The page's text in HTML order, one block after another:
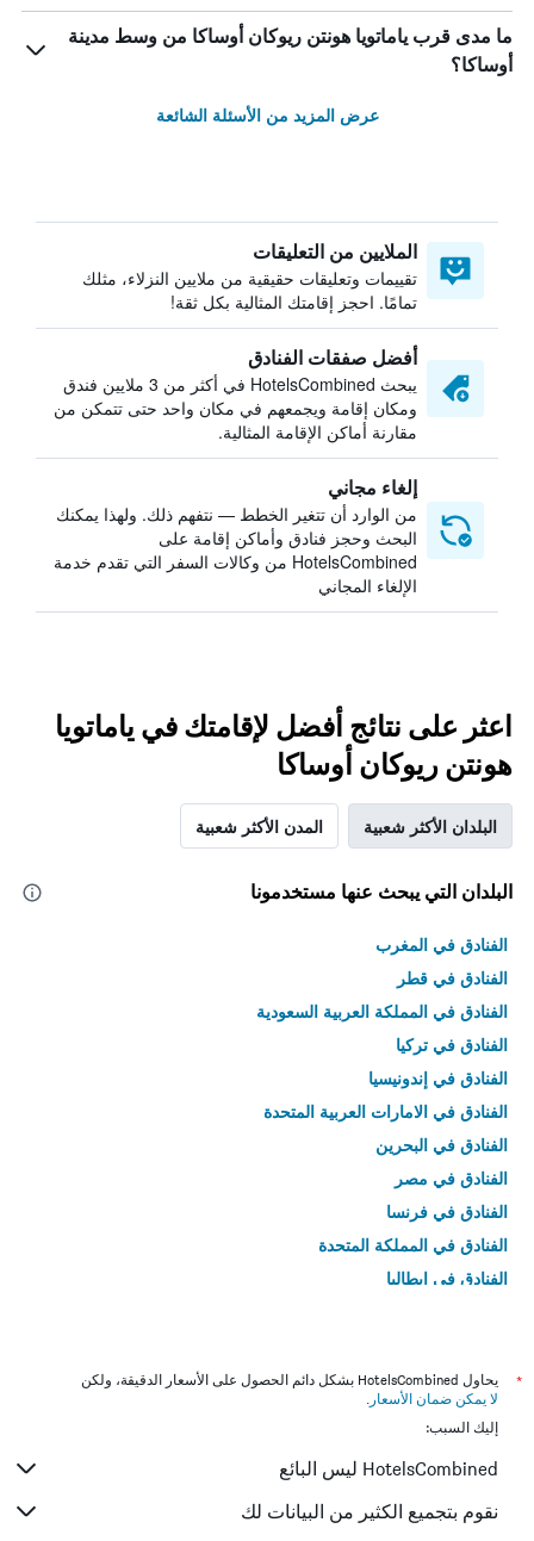
ما مدى قرب ياماتويا هونتن ريوكان أوساكا من وسط مدينة
أوساكا؟
عرض المزيد من الأسئلة الشائعة
الملايين من التعليقات
تقييمات وتعليقات حقيقية من ملايين النزلاء، مثلك
تمامًا. احجز إقامتك المثالية بكل ثقة!
أفضل صفقات الفنادق
يبحث HotelsCombined في أكثر من 3 ملايين فندق
ومكان إقامة ويجمعهم في مكان واحد حتى تتمكن من
مقارنة أماكن الإقامة المثالية.
إلغاء مجاني
من الوارد أن تتغير الخطط — نتفهم ذلك. ولهذا يمكنك
البحث وحجز فنادق وأماكن إقامة على
HotelsCombined من وكالات السفر التي تقدم خدمة
الإلغاء المجاني
اعثر على نتائج أفضل لإقامتك في ياماتويا
هونتن ريوكان أوساكا
البلدان الأكثر شعبية المدن الأكثر شعبية
البلدان التي يبحث عنها مستخدمونا
الفنادق في المغرب
الفنادق في قطر
الفنادق في المملكة العربية السعودية
الفنادق في تركيا
الفنادق في إندونيسيا
الفنادق في الامارات العربية المتحدة
الفنادق في البحرين
الفنادق في مصر
الفنادق في فرنسا
الفنادق في المملكة المتحدة
الفنادق في إيطاليا
*
يحاول HotelsCombined بشكل دائم الحصول على الأسعار الدقيقة، ولكن
لا يمكن ضمان الأسعار .
إليك السبب:
HotelsCombined ليس البائع
نقوم بتجميع الكثير من البيانات لك